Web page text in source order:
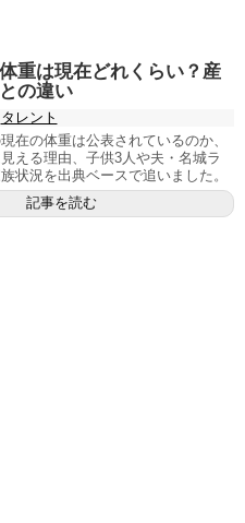
重は現在どれくらい？産
の違い
タレント
在の体重は公表されているのか、
える理由、子供3人や夫・名城ラ
状況を出典ベースで追いました。
記事を読む